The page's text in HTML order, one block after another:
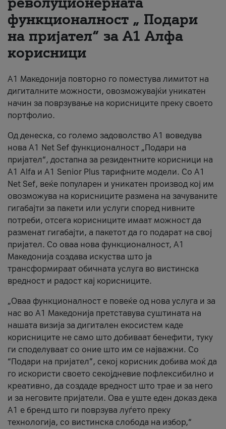
За нас
#ПодобарОнлајн
функционалност „ Подари
на пријател“ за А1 Алфа
корисници
А1 Македонија повторно го поместува лимитот на
дигиталните можности, овозможувајќи уникатен
начин за поврзување на корисниците преку своето
портфолио.
Од денеска, со големо задоволство А1 воведува
нова A1 Net Sef функционалност „Подари на
пријател“, достапна за резидентните корисници на
А1 Alfa и A1 Senior Plus тарифните модели. Со A1
Net Sef, веќе популарен и уникатен производ кој им
овозможува на корисниците размена на зачуваните
гигабајти за пакети или услуги според нивните
потреби, отсега корисниците имаат можност да
разменат гигабајти, а пакетот да го подарат на свој
пријател. Со оваа нова функционалност, А1
Македонија создава искуства што ја
трансформираат обичната услуга во вистинска
вредност и радост кај корисниците.
„Оваа функционалност е повеќе од нова услуга и за
нас во А1 Македонија претставува суштината на
нашата визија за дигитален екосистем каде
корисниците не само што добиваат бенефити, туку
ги споделуваат со оние што им се најважни. Со
“Подари на пријател”, секој корисник добива моќ да
го искористи своето секојдневие пофлексибилно и
креативно, да создаде вредност што трае и за него
и за неговите пријатели. Ова е уште еден доказ дека
А1 е бренд што ги поврзува луѓето преку
технологија, со вистинска слобода на избор,“